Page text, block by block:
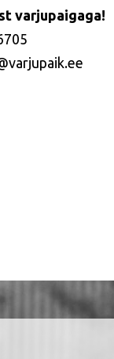
varjupaigaga!